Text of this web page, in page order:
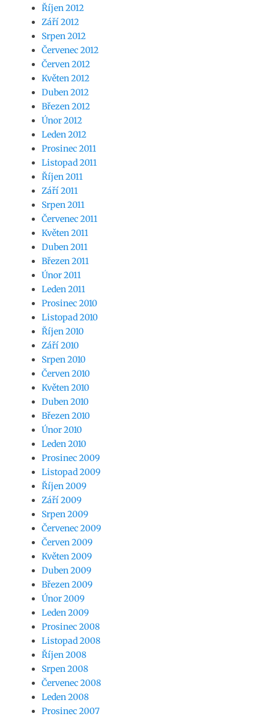
Říjen 2012
Září 2012
Srpen 2012
Červenec 2012
Červen 2012
Květen 2012
Duben 2012
Březen 2012
Únor 2012
Leden 2012
Prosinec 2011
Listopad 2011
Říjen 2011
Září 2011
Srpen 2011
Červenec 2011
Květen 2011
Duben 2011
Březen 2011
Únor 2011
Leden 2011
Prosinec 2010
Listopad 2010
Říjen 2010
Září 2010
Srpen 2010
Červen 2010
Květen 2010
Duben 2010
Březen 2010
Únor 2010
Leden 2010
Prosinec 2009
Listopad 2009
Říjen 2009
Září 2009
Srpen 2009
Červenec 2009
Červen 2009
Květen 2009
Duben 2009
Březen 2009
Únor 2009
Leden 2009
Prosinec 2008
Listopad 2008
Říjen 2008
Srpen 2008
Červenec 2008
Leden 2008
Prosinec 2007